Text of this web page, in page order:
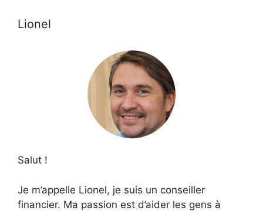
Lionel
Salut !
Je m’appelle Lionel, je suis un conseiller
financier. Ma passion est d’aider les gens à